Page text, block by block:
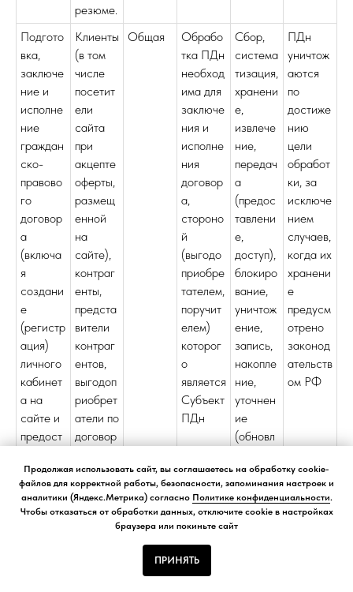
Продолжая использовать сайт, вы соглашаетесь на обработку cookie-
файлов для корректной работы, безопасности, запоминания настроек и
аналитики (Яндекс.Метрика) согласно Политике конфиденциальности.
Чтобы отказаться от обработки данных, отключите cookie в настройках
браузера или покиньте сайт
ПРИНЯТЬ
резюме.
Подгото
вка,
заключе
ние и
исполне
ние
граждан
ско-
правово
го
договор
а
(включа
я
создани
е
(регистр
ация)
личного
кабинет
а на
сайте и
предост
Субъект
у ПДн
возможн
Клиенты
(в том
числе
посетит
ели
сайта
при
акцепте
оферты,
размещ
енной
на
сайте),
контраг
енты,
предста
вители
контраг
ентов,
выгодоп
риобрет
атели по
договор
поручит
ели по
договор
Общая
Обрабо
тка ПДн
необход
има для
заключе
ния и
исполне
ния
договор
а,
стороно
й
(выгодо
приобре
тателем,
поручит
елем)
которог
о
является
Субъект
ПДн
Сбор,
система
тизация,
хранени
е,
извлече
ние,
передач
а
(предос
тавлени
е,
доступ),
блокиро
вание,
уничтож
ение,
запись,
накопле
ние,
уточнен
ие
(обновл
изменен
ие),
использ
ование,
ПДн
уничтож
аются
по
достиже
нию
цели
обработ
ки, за
исключе
нием
случаев,
когда их
хранени
е
предусм
отрено
законод
ательств
ом РФ